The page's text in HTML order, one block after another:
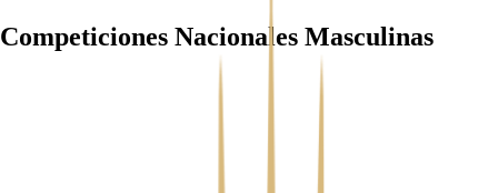
Competiciones Nacionales Masculinas